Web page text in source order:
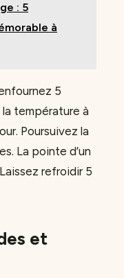
: 5
à
5
température à
Poursuivez la
La pointe d’un
refroidir 5
et